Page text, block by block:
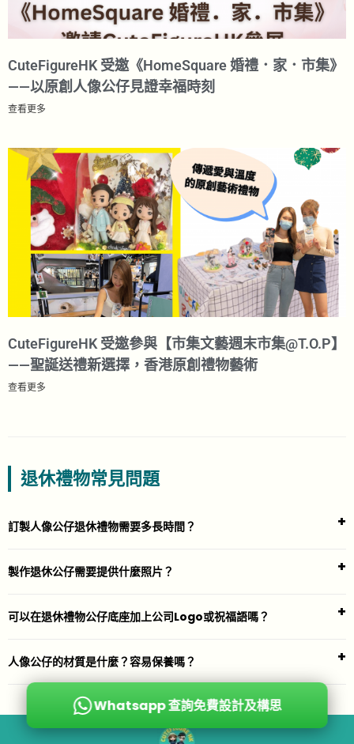
Whatsapp 查詢免費設計及構思
CuteFigureHK 受邀《HomeSquare 婚禮．家．市集》
——以原創人像公仔見證幸福時刻
查看更多
CuteFigureHK 受邀參與【市集文藝週末市集@T.O.P】
——聖誕送禮新選擇，香港原創禮物藝術​
查看更多
退休禮物常見問題
訂製人像公仔退休禮物需要多長時間？
製作退休公仔需要提供什麼照片？
可以在退休禮物公仔底座加上公司Logo或祝福語嗎？
人像公仔的材質是什麼？容易保養嗎？